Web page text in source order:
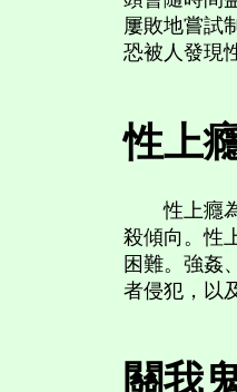
屢敗地嘗試
恐被人發現
性上
性上癮為
殺傾向。性
困難。強姦
者侵犯，以
關我